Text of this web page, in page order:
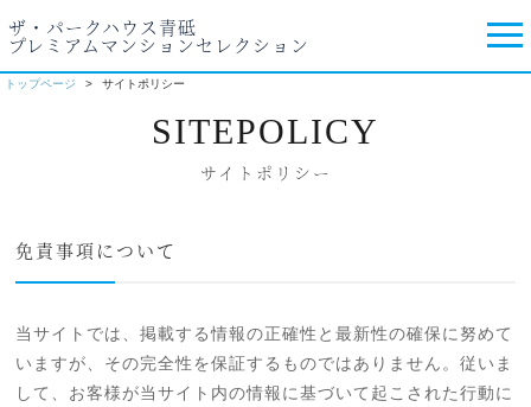
ザ・パークハウス青砥
プレミアムマンションセレクション
トップページ サイトポリシー
SITEPOLICY
サイトポリシー
免責事項について
当サイトでは、掲載する情報の正確性と最新性の確保に努めて
いますが、その完全性を保証するものではありません。従いま
して、お客様が当サイト内の情報に基づいて起こされた行動に